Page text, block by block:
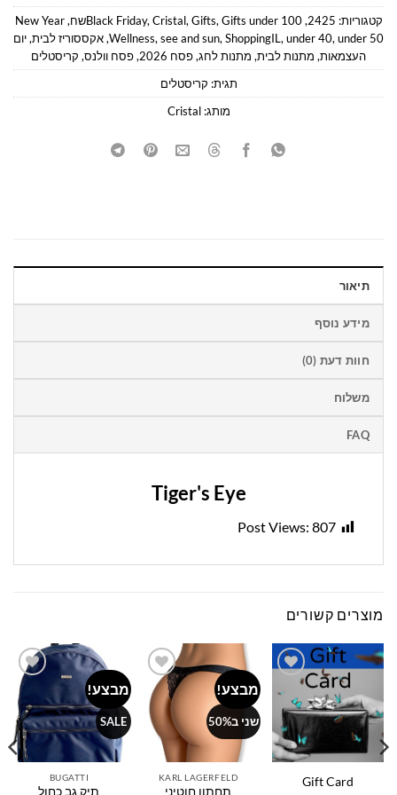
קטגוריות: 2425
,
Black Friday, Cristal, Gifts, Gifts under 100שח ,
New Year
Wellness, see and sun, ShoppingIL, under 40, under 50
,אקססוריז לבית,יום
העצמאות, מתנות לבית, מתנות לחג,פסח 2026 ,פסח וולנס, קריסטלים
תגית: קריסטלים
מותג:Cristal
תיאור
מידע נוסף
חוות דעת (0)
משלוח
FAQ
Tiger's Eye
Post Views: 807
מוצרים קשורים
wishlist
Gift Card
מבצע!
שני ב50%
Add to
wishlist
KARL LAGERFELD
תחתון חוטיני
מבצע!
SALE
Add to
wishlist
BUGATTI
תיק גב כחול